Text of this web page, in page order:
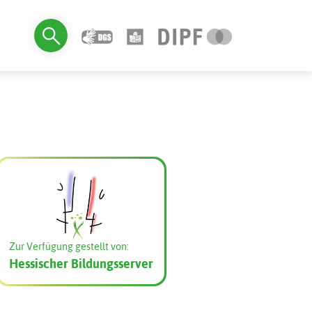
Zur Verfügung gestellt von:
Hessischer Bildungsserver